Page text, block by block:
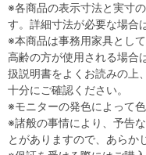
※各商品の表示寸法と実寸
す。詳細寸法が必要な場合
※本商品は事務用家具とし
高齢の方が使用される場合
扱説明書をよくお読みの上
十分にご確認ください。
※モニターの発色によって
※諸般の事情により、予告
とがありますので、あらか